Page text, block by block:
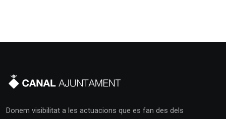
Donem visibilitat a les actuacions que es fan des dels